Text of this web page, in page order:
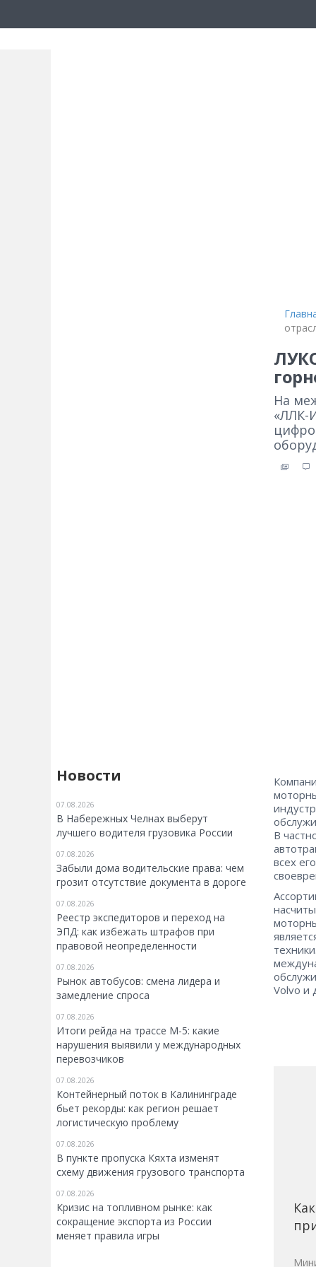
Новости
07.08.2026
В Набережных Челнах выберут
лучшего водителя грузовика России
07.08.2026
Забыли дома водительские права: чем
грозит отсутствие документа в дороге
07.08.2026
Реестр экспедиторов и переход на
ЭПД: как избежать штрафов при
правовой неопределенности
07.08.2026
Рынок автобусов: смена лидера и
замедление спроса
07.08.2026
Итоги рейда на трассе М-5: какие
нарушения выявили у международных
перевозчиков
07.08.2026
Контейнерный поток в Калининграде
бьет рекорды: как регион решает
логистическую проблему
07.08.2026
В пункте пропуска Кяхта изменят
схему движения грузового транспорта
07.08.2026
Кризис на топливном рынке: как
сокращение экспорта из России
меняет правила игры
На
«ЛЛК-
В
всех
Volvo и